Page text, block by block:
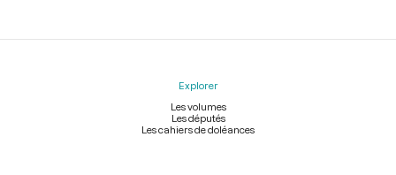
Explorer
Les volumes
Les députés
Les cahiers de doléances